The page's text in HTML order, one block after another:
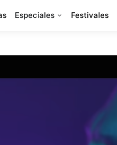
Especiales Festivales